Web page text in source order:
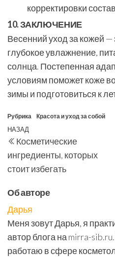
корректировки
10. ЗАКЛЮЧЕНИЕ
Весенний уход за кожей
глубокое увлажнение,
солнца. Постепенная
условиям поможет коже
зимы и подготовиться к
Рубрика Красота и уход за собой
Навигация
по
записям
Предыдущая
запись
НАЗАД
Косметические
ингредиенты, которых
стоит избегать
Об авторе
Дарья
Меня зовут Дарья, я
автор блога на mirra-
работаю в сфере